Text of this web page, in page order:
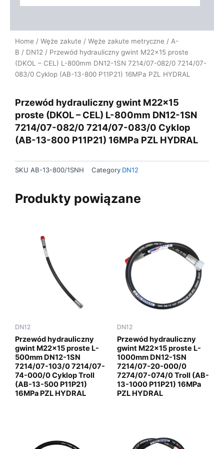
Home / Węże zakute / Węże zakute metryczne / A-
B / DN12 / Przewód hydrauliczny gwint M22x15 proste
(DKOL – CEL) L-800mm DN12-1SN 7214/07-082/0 7214/07-
083/0 Cyklop (AB-13-800 P11P21) 16MPa PZL HYDRAL
Przewód hydrauliczny gwint M22x15
proste (DKOL – CEL) L-800mm DN12-1SN
7214/07-082/0 7214/07-083/0 Cyklop
(AB-13-800 P11P21) 16MPa PZL HYDRAL
SKU AB-13-800/1SNH Category DN12
Produkty powiązane
DN12
Przewód hydrauliczny
gwint M22x15 proste L-
500mm DN12-1SN
7214/07-103/0 7214/07-
74-000/0 Cyklop Troll
(AB-13-500 P11P21)
16MPa PZL HYDRAL
DN12
Przewód hydrauliczny
gwint M22x15 proste L-
1000mm DN12-1SN
7214/07-20-000/0
7274/07-074/0 Troll (AB-
13-1000 P11P21) 16MPa
PZL HYDRAL